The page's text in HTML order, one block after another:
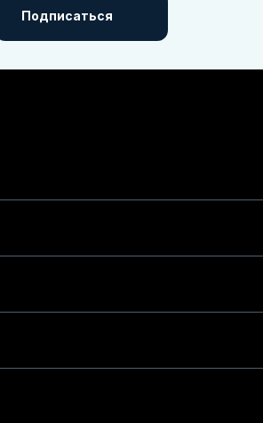
Подписаться